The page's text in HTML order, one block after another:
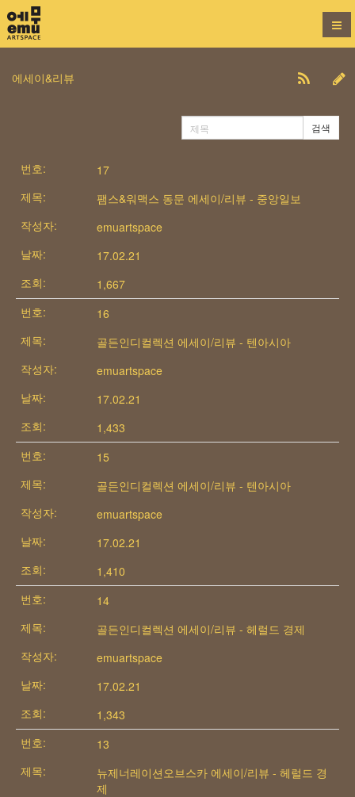
에세이&리뷰
검색
17
팸스&워맥스 동문 에세이/리뷰 - 중앙일보
emuartspace
17.02.21
1,667
16
골든인디컬렉션 에세이/리뷰 - 텐아시아
emuartspace
17.02.21
1,433
15
골든인디컬렉션 에세이/리뷰 - 텐아시아
emuartspace
17.02.21
1,410
14
골든인디컬렉션 에세이/리뷰 - 헤럴드 경제
emuartspace
17.02.21
1,343
13
뉴제너레이션오브스카 에세이/리뷰 - 헤럴드 경
제